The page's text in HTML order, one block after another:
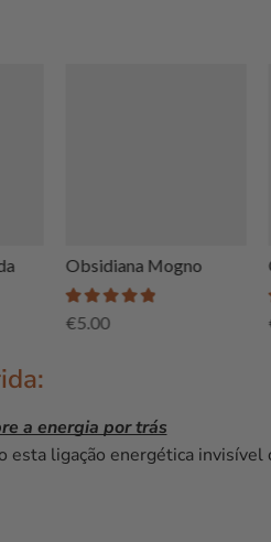
Obsidiana Mogno
€5.00
a energia por trás
ligação energética